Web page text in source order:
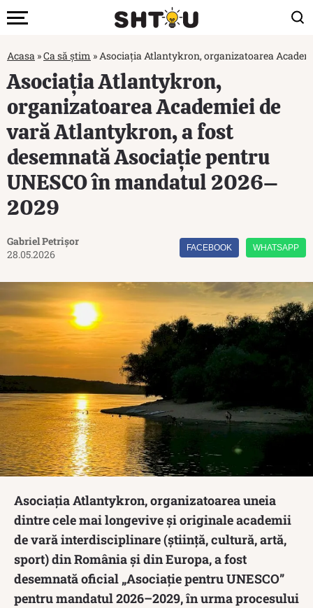
Acasa »Ca să știm »Asociația Atlantykron, organizatoarea
Asociația Atlantykron,
organizatoarea Academiei de
vară Atlantykron, a fost
desemnată Asociație pentru
UNESCO în mandatul 2026–
2029
Gabriel Petrișor
28.05.2026
FACEBOOK WHATSAPP
Asociația Atlantykron, organizatoarea uneia
dintre cele mai longevive și originale academii
de vară interdisciplinare (știință, cultură, artă,
sport) din România și din Europa, a fost
desemnată oficial „Asociație pentru UNESCO”
pentru mandatul 2026–2029, în urma procesului